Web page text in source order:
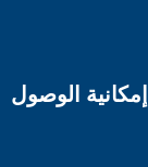
إمكانية الوصول